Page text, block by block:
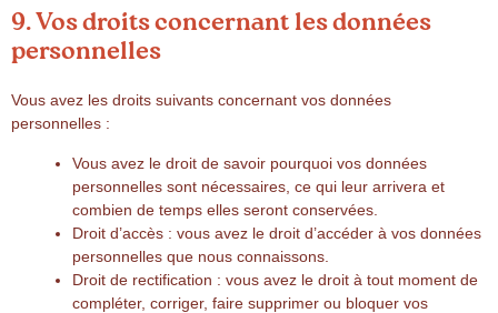
9. Vos droits concernant les données
personnelles
Vous avez les droits suivants concernant vos données
personnelles :
Vous avez le droit de savoir pourquoi vos données
personnelles sont nécessaires, ce qui leur arrivera et
combien de temps elles seront conservées.
Droit d’accès : vous avez le droit d’accéder à vos données
personnelles que nous connaissons.
Droit de rectification : vous avez le droit à tout moment de
compléter, corriger, faire supprimer ou bloquer vos